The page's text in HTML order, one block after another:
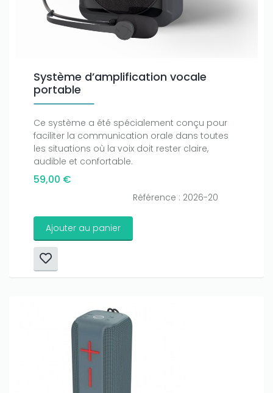
Système d’amplification vocale
portable
Ce système a été spécialement conçu pour
faciliter la communication orale dans toutes
les situations où la voix doit rester claire,
audible et confortable.
59,00 €
Référence : 2026-20
Ajouter au panier